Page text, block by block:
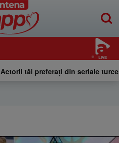
LIVE
Actorii tăi preferați din seriale